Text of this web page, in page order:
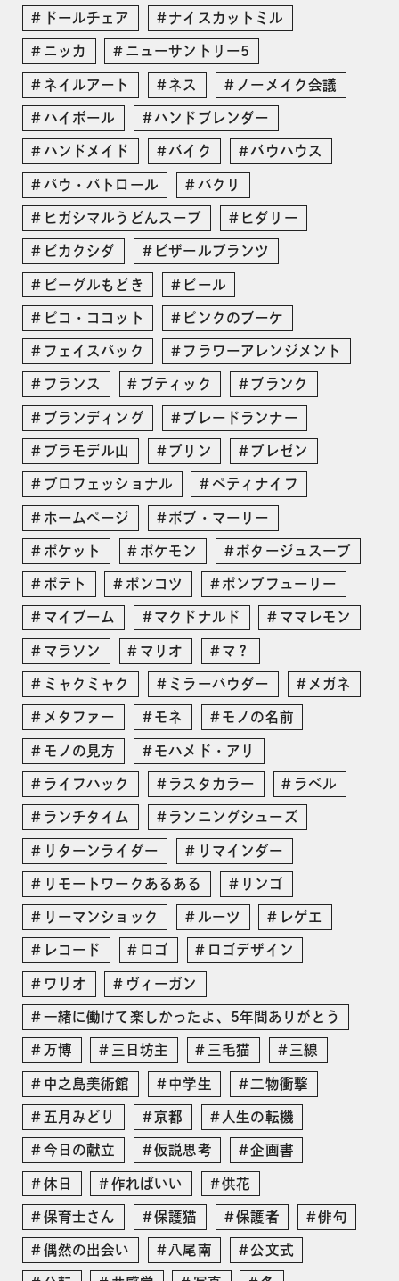
ドールチェア ナイスカットミル
ニッカ ニューサントリー5
ネイルアート ネス ノーメイク会議
ハイボール ハンドブレンダー
ハンドメイド バイク バウハウス
パウ・パトロール パクリ
ヒガシマルうどんスープ ヒダリー
ビカクシダ ビザールプランツ
ビーグルもどき ビール
ピコ・ココット ピンクのブーケ
フェイスパック フラワーアレンジメント
フランス ブティック ブランク
ブランディング ブレードランナー
プラモデル山 プリン プレゼン
プロフェッショナル ペティナイフ
ホームページ ボブ・マーリー
ポケット ポケモン ポタージュスープ
ポテト ポンコツ ポンプフューリー
マイブーム マクドナルド ママレモン
マラソン マリオ マ？
ミャクミャク ミラーパウダー メガネ
メタファー モネ モノの名前
モノの見方 モハメド・アリ
ライフハック ラスタカラー ラベル
ランチタイム ランニングシューズ
リターンライダー リマインダー
リモートワークあるある リンゴ
リーマンショック ルーツ レゲエ
レコード ロゴ ロゴデザイン
ワリオ ヴィーガン
一緒に働けて楽しかったよ、5年間ありがとう
万博 三日坊主 三毛猫 三線
中之島美術館 中学生 二物衝撃
五月みどり 京都 人生の転機
今日の献立 仮説思考 企画書
休日 作ればいい 供花
保育士さん 保護猫 保護者 俳句
偶然の出会い 八尾南 公文式